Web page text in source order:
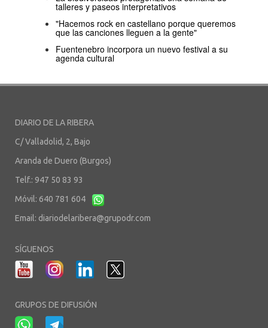
talleres y paseos interpretativos
"Hacemos rock en castellano porque queremos
que las canciones lleguen a la gente"
Fuentenebro incorpora un nuevo festival a su
agenda cultural
DIARIO DE LA RIBERA
C/ Valladolid, 2, Bajo
Aranda de Duero (Burgos)
Telf.: 947 50 83 93
Móvil: 640 781 604
Email: diariodelaribera@grupodr.com
SÍGUENOS
GRUPOS DE DIFUSIÓN